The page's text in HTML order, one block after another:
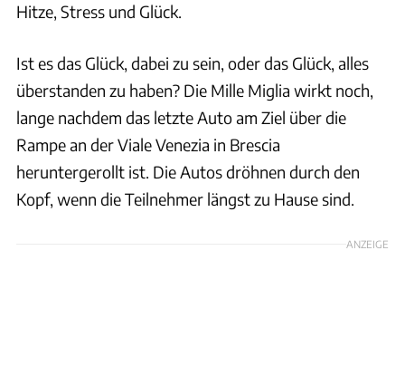
Hitze, Stress und Glück.
Ist es das Glück, dabei zu sein, oder das Glück, alles
überstanden zu haben? Die Mille Miglia wirkt noch,
lange nachdem das letzte Auto am Ziel über die
Rampe an der Viale Venezia in Brescia
heruntergerollt ist. Die Autos dröhnen durch den
Kopf, wenn die Teilnehmer längst zu Hause sind.
ANZEIGE